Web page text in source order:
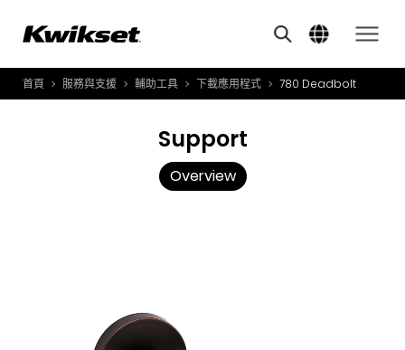
S
S
產品介紹
首頁 服務與支援 輔助工具 下載應用程式 780 Deadbolt
Support
Overview